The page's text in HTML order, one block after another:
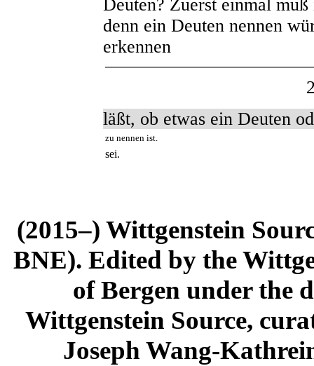
Deuten? Zuerst einmal
denn ein Deuten nennen
erkennen
läßt, ob etwas ein Deuten
zu nennen ist.
sei.
(2015–) Wittgenstein
BNE). Edited by the
of Bergen under the
Wittgenstein Source,
Joseph Wang-